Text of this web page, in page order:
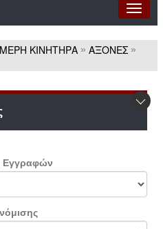
ΜΕΡΗ ΚΙΝΗΤΗΡΑ » ΑΞΟΝΕΣ »
Εγγραφών